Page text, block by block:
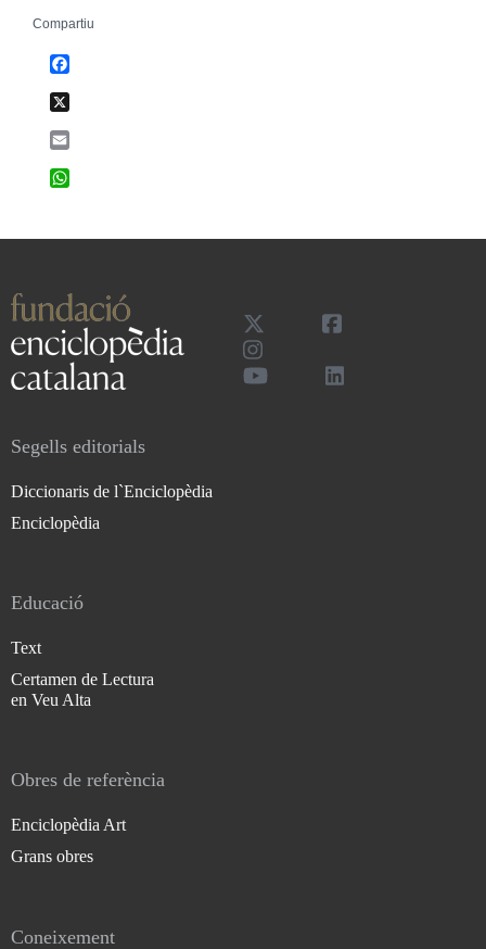
Compartiu
Segells editorials
Diccionaris de l`Enciclopèdia
Enciclopèdia
Educació
Text
Certamen de Lectura
en Veu Alta
Obres de referència
Enciclopèdia Art
Grans obres
Coneixement